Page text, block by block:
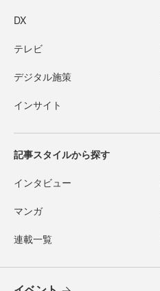
DX
テレビ
デジタル施策
インサイト
記事スタイルから探す
インタビュー
マンガ
連載一覧